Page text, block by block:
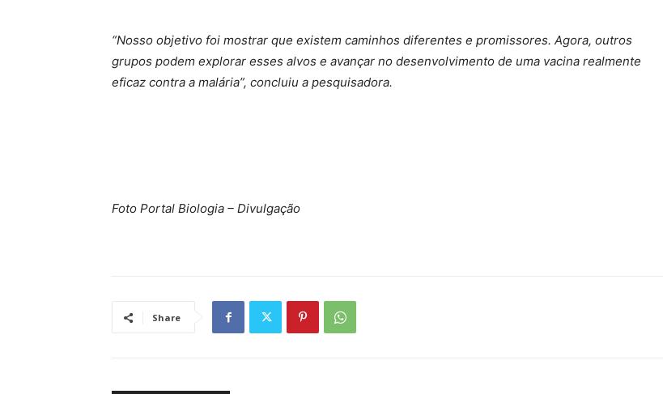
“Nosso objetivo foi mostrar que existem caminhos diferentes e promissores. Agora, outros
grupos podem explorar esses alvos e avançar no desenvolvimento de uma vacina realmente
eficaz contra a malária”, concluiu a pesquisadora.
Foto Portal Biologia – Divulgação
Share